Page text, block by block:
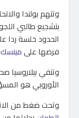
وتتهم بولندا
بتشجيع طالبي
الحدود خلسة ردا
فرضها علىمينسك
وتنفي بيلاروسيا
الأوروبي هو
وتحت ضغط من